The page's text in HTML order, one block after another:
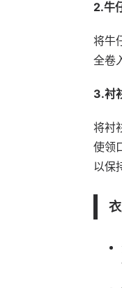
2.牛
将牛
全卷
3.衬
将衬
使领
以保